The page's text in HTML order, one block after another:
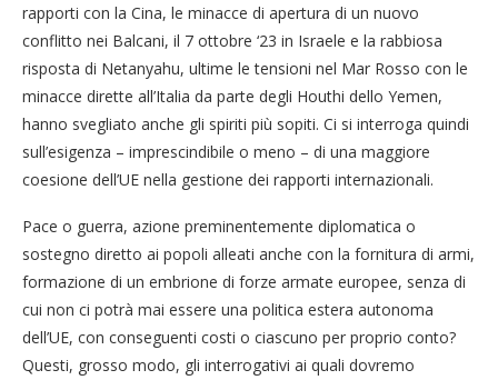
rapporti con la Cina, le minacce di apertura di un nuovo
conflitto nei Balcani, il 7 ottobre ‘23 in Israele e la rabbiosa
risposta di Netanyahu, ultime le tensioni nel Mar Rosso con le
minacce dirette all’Italia da parte degli Houthi dello Yemen,
hanno svegliato anche gli spiriti più sopiti. Ci si interroga quindi
sull’esigenza – imprescindibile o meno – di una maggiore
coesione dell’UE nella gestione dei rapporti internazionali.
Pace o guerra, azione preminentemente diplomatica o
sostegno diretto ai popoli alleati anche con la fornitura di armi,
formazione di un embrione di forze armate europee, senza di
cui non ci potrà mai essere una politica estera autonoma
dell’UE, con conseguenti costi o ciascuno per proprio conto?
Questi, grosso modo, gli interrogativi ai quali dovremo